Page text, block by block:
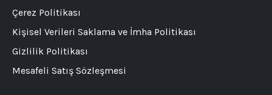
Çerez Politikası
Kişisel Verileri Saklama ve İmha Politikası
Gizlilik Politikası
Mesafeli Satış Sözleşmesi